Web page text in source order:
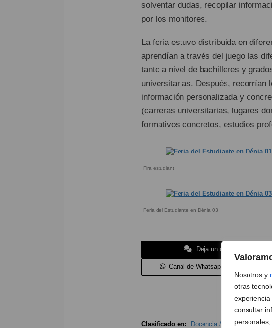
Nosotros y
otras
consultar
solventar dudas, recopilar
por los monitores.
La feria estuvo distribuida en
aprendían a través del juego las
tanto a nivel de bachilleres y
universitarias. Después, recorrían
información personalizada y
(carreras universitarias, lugares
formativos concretos, estudios
Fira estudiant
Feria del Estudiante en Dénia 03
Deja un comentario
Canal de Whatsapp
Clasificado en: Docencia / Educación,